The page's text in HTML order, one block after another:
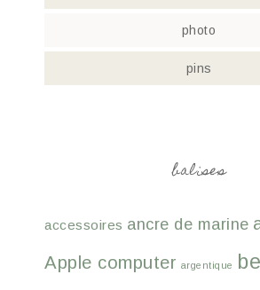
photo
pins
balises
accessoires ancre de marine
Apple computer argentique